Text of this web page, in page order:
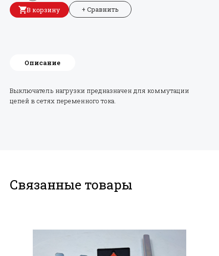
В корзину + Сравнить
Описание
Выключатель нагрузки предназначен для коммутации
цепей в сетях переменного тока.
Связанные товары